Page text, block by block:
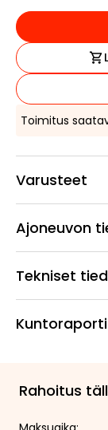
Toimitus
Varusteet
Ajoneuvon
Tekniset
Rahoitus